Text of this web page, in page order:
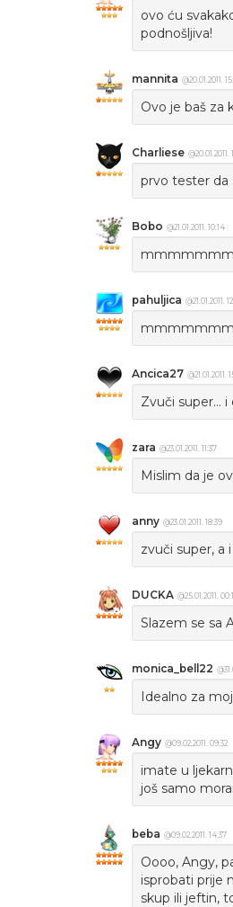
ovo ću
podnošljiva!
mannita @20.01.2011.
Ovo je baš za
Charliese @20.01.2011.
prvo tester da
Bobo @21.01.2011. 10:14
pahuljica @21.01.2011.
Ancica27 @21.01.2011.
Zvuči super...
zara @23.01.2011. 11:37
Mislim da je
anny @23.01.2011. 18:39
zvuči super, a
DUCKA @25.01.2011.
Slazem se sa
monica_bell22
Idealno za
Angy @09.02.2011. 09:32
imate u
još samo
beba @09.02.2011. 14:37
Oooo, Angy,
isprobati prije
skup ili jeftin,